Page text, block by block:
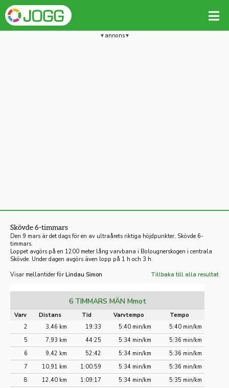
annons
Skövde 6-timmars
Den 9 mars är det dags för en av ultraårets riktiga höjdpunkter, Skövde 6-
timmars.
Loppet avgörs på en 1200 meter lång varvbana i Bolougnerskogen i centrala
Skövde. Under dagen avgörs även lopp på 1 h och 3 h.
Visar mellantider för Lindau Simon Tillbaka till alla resultat
6 TIMMARS MÄN Mmot
Varv Distans Tid Varvtempo
Tempo
2
3,46 km 19:33 5:40 min/km
5:40 min/km
5
7,93 km 44:25 5:34 min/km
5:36 min/km
6
9,42 km 52:42 5:34 min/km
5:36 min/km
7
10,91 km 1:00:59 5:34 min/km
5:36 min/km
8
12,40 km 1:09:17 5:34 min/km
5:35 min/km